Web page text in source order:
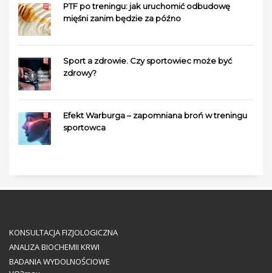
PTF po treningu: jak uruchomić odbudowę
mięśni zanim będzie za późno
Sport a zdrowie. Czy sportowiec może być
zdrowy?
Efekt Warburga – zapomniana broń w treningu
sportowca
KONSULTACJA FIZJOLOGICZNA
ANALIZA BIOCHEMII KRWI
BADANIA WYDOLNOŚCIOWE